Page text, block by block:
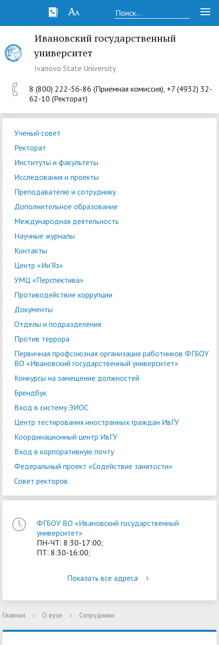
Ивановский государственный
университет
Ivanovo State University
8 (800) 222-56-86 (Приемная комиссия), +7 (4932) 32-
62-10 (Ректорат)
Ученый совет
Ректорат
Институты и факультеты
Исследования и проекты
Преподавателю и сотруднику
Дополнительное образование
Международная деятельность
Научные журналы
Контакты
Центр «Ин'Яз»
УМЦ «Перспектива»
Противодействие коррупции
Документы
Отделы и подразделения
Против террора
Первичная профсоюзная организация работников ФГБОУ
ВО «Ивановский государственный университет»
Конкурсы на замещение должностей
Брендбук
Вход в систему ЭИОС
Центр тестирования иностранных граждан ИвГУ
Координационный центр ИвГУ
Вход в корпоративную почту
Федеральный проект «Содействие занятости»
Совет ректоров
ФГБОУ ВО «Ивановский государственный
университет»
ПН-ЧТ: 8:30-17:00;
ПТ: 8:30-16:00;
Показать все адреса
Главная › О вузе › Сотрудники